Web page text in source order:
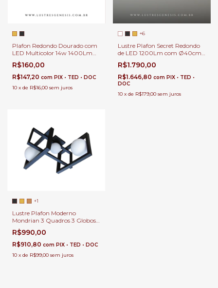
Plafon Redondo Dourado com
LED Multicolor 14w 1400Lm
Mally 27cm Para Corredor,
Quarto e Escritório
R$160,00
R$147,20 com PIX • TED • DOC
10 x de R$16,00 sem juros
+6
Lustre Plafon Secret Redondo
de LED 1200Lm com Ø40cm
Rebatedor Luz Indireta para
Quartos, Sala de Estar,
Corredor, Hall e Escritório
R$1.790,00
R$1.646,80 com PIX • TED •
DOC
10 x de R$179,00 sem juros
+1
Lustre Plafon Moderno
Mondrian 3 Quadros 3 Globos
Leitoso para Sala de Jantar e
Estar
R$990,00
R$910,80 com PIX • TED • DOC
10 x de R$99,00 sem juros